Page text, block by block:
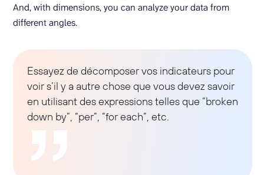
And, with dimensions, you can analyze your data from
different angles.
Essayez de décomposer vos indicateurs pour
voir s’il y a autre chose que vous devez savoir
en utilisant des expressions telles que “broken
down by”, “per”, “for each”, etc.